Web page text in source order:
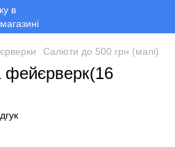
Салюти до 500 грн (малі)
фейєрверк(16